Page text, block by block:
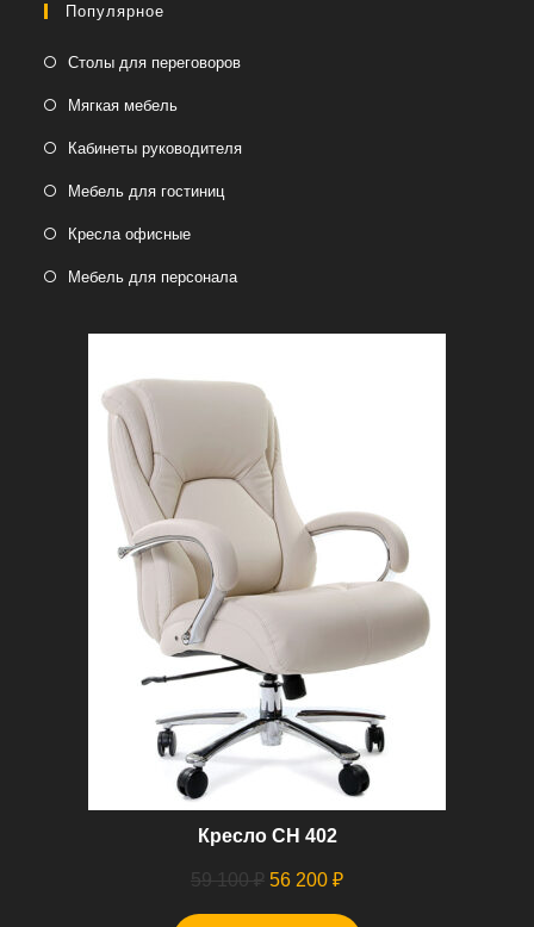
Популярное
Столы для переговоров
Мягкая мебель
Кабинеты руководителя
Мебель для гостиниц
Кресла офисные
Мебель для персонала
Кресло СН 402
59 100₽ Первоначальная
цена
56 200 ₽Текущая